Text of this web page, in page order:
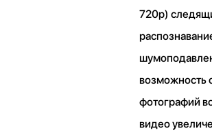
720p)
возможность
фотографий
видео